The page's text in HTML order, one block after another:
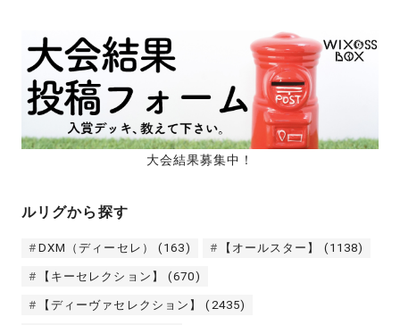
大会結果募集中！
ルリグから探す
DXM（ディーセレ） (163) 【オールスター】 (1138)
【キーセレクション】 (670)
【ディーヴァセレクション】 (2435)